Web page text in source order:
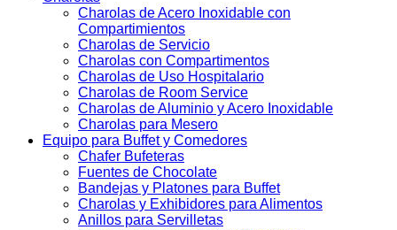
Charolas de Acero Inoxidable con
Compartimientos
Charolas de Servicio
Charolas con Compartimentos
Charolas de Uso Hospitalario
Charolas de Room Service
Charolas de Aluminio y Acero Inoxidable
Charolas para Mesero
Equipo para Buffet y Comedores
Chafer Bufeteras
Fuentes de Chocolate
Bandejas y Platones para Buffet
Charolas y Exhibidores para Alimentos
Anillos para Servilletas